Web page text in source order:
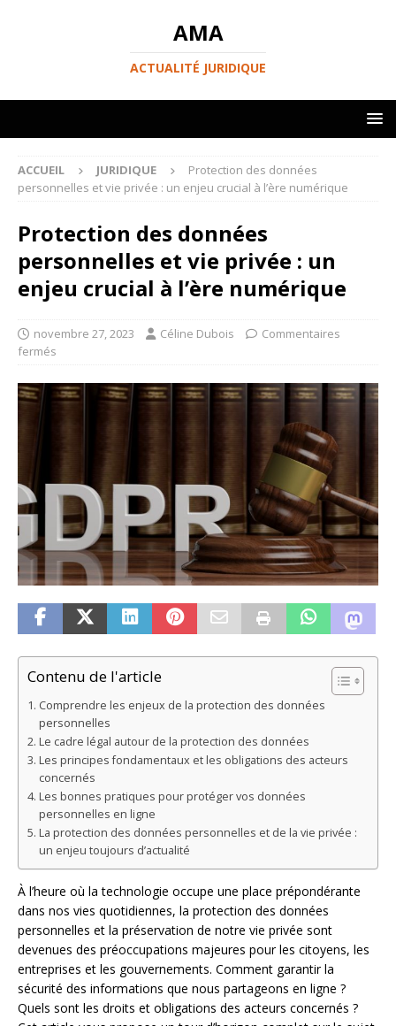
AMA
ACTUALITÉ JURIDIQUE
ACCUEIL JURIDIQUE
Protection des données
personnelles et vie privée : un enjeu crucial à l’ère numérique
Protection des données
personnelles et vie privée : un
enjeu crucial à l’ère numérique
novembre 27, 2023 Céline Dubois
Commentaires
fermés
Contenu de l'article
Comprendre les enjeux de la protection des données
personnelles
Le cadre légal autour de la protection des données
Les principes fondamentaux et les obligations des acteurs
concernés
Les bonnes pratiques pour protéger vos données
personnelles en ligne
La protection des données personnelles et de la vie privée :
un enjeu toujours d’actualité
À l’heure où la technologie occupe une place prépondérante
dans nos vies quotidiennes, la protection des données
personnelles et la préservation de notre vie privée sont
devenues des préoccupations majeures pour les citoyens, les
entreprises et les gouvernements. Comment garantir la
sécurité des informations que nous partageons en ligne ?
Quels sont les droits et obligations des acteurs concernés ?